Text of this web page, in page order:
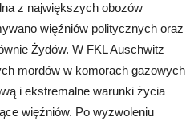
z największych obozów
więźniów politycznych oraz
Żydów. W FKL Auschwitz
mordów w komorach gazowych
i ekstremalne warunki życia
więźniów. Po wyzwoleniu